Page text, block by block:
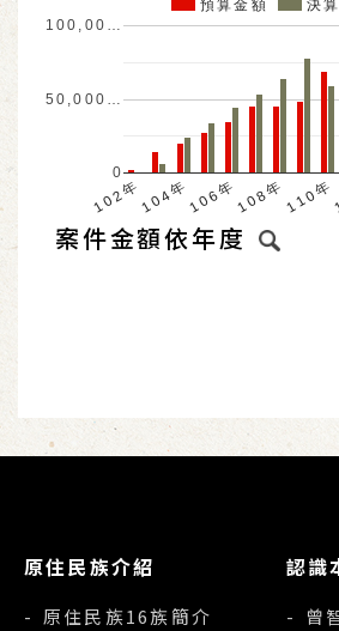
102年104年106年108年110年
0
50,000…
100,00…
案件金額依年度
原住民族介紹
- 原住民族16族簡介
認識
- 曾